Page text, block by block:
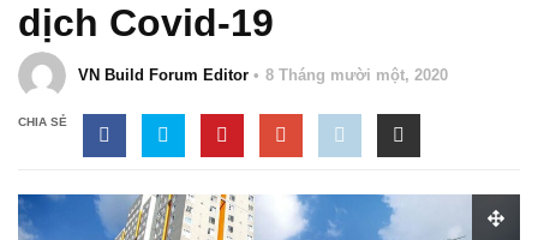
dịch Covid-19
VN Build Forum Editor 8 Tháng mười một, 2020
CHIA SẺ